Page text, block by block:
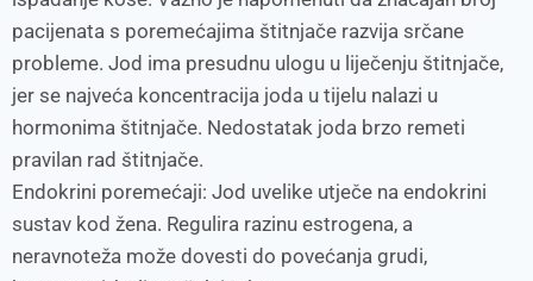
pacijenata s poremećajima štitnjače razvija srčane
probleme. Jod ima presudnu ulogu u liječenju štitnjače,
jer se najveća koncentracija joda u tijelu nalazi u
hormonima štitnjače. Nedostatak joda brzo remeti
pravilan rad štitnjače.
Endokrini poremećaji: Jod uvelike utječe na endokrini
sustav kod žena. Regulira razinu estrogena, a
neravnoteža može dovesti do povećanja grudi,